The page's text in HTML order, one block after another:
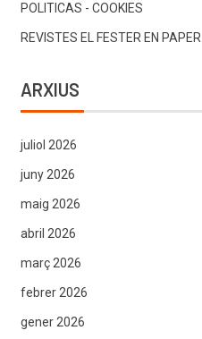
POLITICAS - COOKIES
REVISTES EL FESTER EN PAPER
ARXIUS
juliol 2026
juny 2026
maig 2026
abril 2026
març 2026
febrer 2026
gener 2026